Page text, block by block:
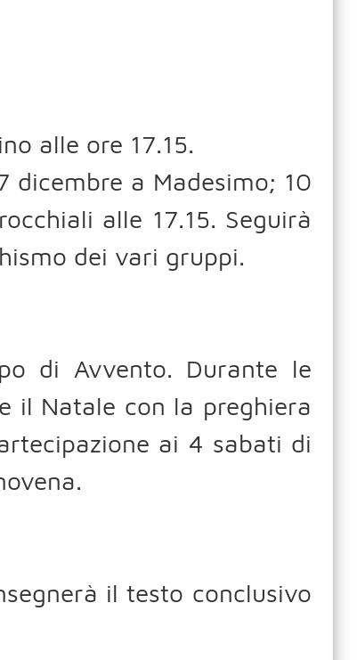
alle ore 17.15.
dicembre a Madesimo; 10
alle 17.15. Seguirà
dei vari gruppi.
di Avvento. Durante le
il Natale con la preghiera
ai 4 sabati di
il testo conclusivo